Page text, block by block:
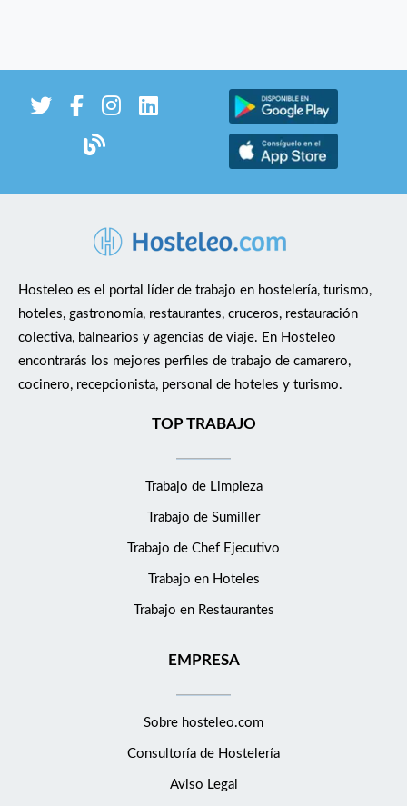
Hosteleo es el portal líder de trabajo en hostelería, turismo,
hoteles, gastronomía, restaurantes, cruceros, restauración
colectiva, balnearios y agencias de viaje. En Hosteleo
encontrarás los mejores perfiles de trabajo de camarero,
cocinero, recepcionista, personal de hoteles y turismo.
TOP TRABAJO
Trabajo de Limpieza
Trabajo de Sumiller
Trabajo de Chef Ejecutivo
Trabajo en Hoteles
Trabajo en Restaurantes
EMPRESA
Sobre hosteleo.com
Consultoría de Hostelería
Aviso Legal